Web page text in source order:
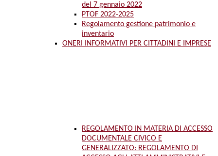
del 7 gennaio 2022
PTOF 2022-2025
Regolamento gestione patrimonio e
inventario
ONERI INFORMATIVI PER CITTADINI E IMPRESE
REGOLAMENTO IN MATERIA DI ACCESSO
DOCUMENTALE CIVICO E
GENERALIZZATO: REGOLAMENTO DI